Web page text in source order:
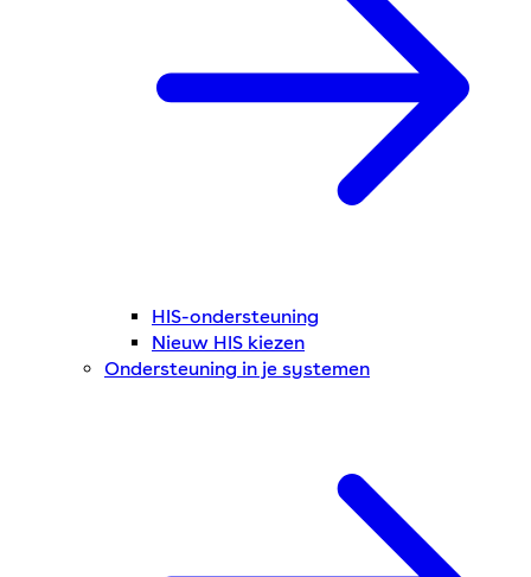
HIS-ondersteuning
Nieuw HIS kiezen
Ondersteuning in je systemen